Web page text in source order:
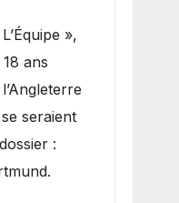
»,
ans
seraient
: